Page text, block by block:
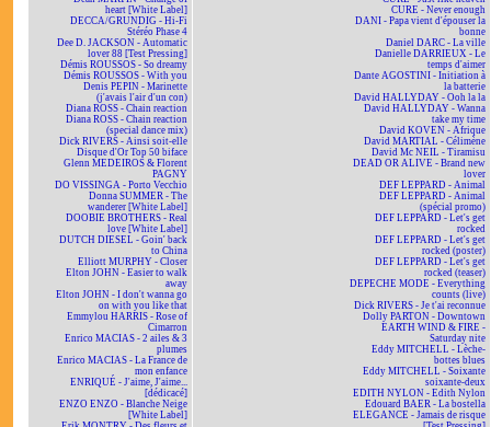
heart [White Label]
DECCA/GRUNDIG - Hi-Fi
Stéréo Phase 4
Dee D. JACKSON - Automatic
lover 88 [Test Pressing]
Démis ROUSSOS - So dreamy
Démis ROUSSOS - With you
Denis PEPIN - Marinette
(j'avais l'air d'un con)
Diana ROSS - Chain reaction
Diana ROSS - Chain reaction
(special dance mix)
Dick RIVERS - Ainsi soit-elle
Disque d'Or Top 50 biface
Glenn MEDEIROS & Florent
PAGNY
DO VISSINGA - Porto Vecchio
Donna SUMMER - The
wanderer [White Label]
DOOBIE BROTHERS - Real
love [White Label]
DUTCH DIESEL - Goin' back
to China
Elliott MURPHY - Closer
Elton JOHN - Easier to walk
away
Elton JOHN - I don't wanna go
on with you like that
Emmylou HARRIS - Rose of
Cimarron
Enrico MACIAS - 2 ailes & 3
plumes
Enrico MACIAS - La France de
mon enfance
ENRIQUÉ - J'aime, J'aime...
[dédicacé]
ENZO ENZO - Blanche Neige
[White Label]
CURE - Never enough
DANI - Papa vient d'épouser la
bonne
Daniel DARC - La ville
Danielle DARRIEUX - Le
temps d'aimer
Dante AGOSTINI - Initiation à
la batterie
David HALLYDAY - Ooh la la
David HALLYDAY - Wanna
take my time
David KOVEN - Afrique
David MARTIAL - Célimène
David Mc NEIL - Tiramisu
DEAD OR ALIVE - Brand new
lover
DEF LEPPARD - Animal
DEF LEPPARD - Animal
(spécial promo)
DEF LEPPARD - Let's get
rocked
DEF LEPPARD - Let's get
rocked (poster)
DEF LEPPARD - Let's get
rocked (teaser)
DEPECHE MODE - Everything
counts (live)
Dick RIVERS - Je t'ai reconnue
Dolly PARTON - Downtown
EARTH WIND & FIRE -
Saturday nite
Eddy MITCHELL - Lèche-
bottes blues
Eddy MITCHELL - Soixante
soixante-deux
EDITH NYLON - Edith Nylon
Edouard BAER - La bostella
ELEGANCE - Jamais de risque